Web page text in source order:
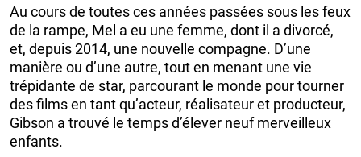
Au cours de toutes ces années passées sous les feux
de la rampe, Mel a eu une femme, dont il a divorcé,
et, depuis 2014, une nouvelle compagne. D’une
manière ou d’une autre, tout en menant une vie
trépidante de star, parcourant le monde pour tourner
des films en tant qu’acteur, réalisateur et producteur,
Gibson a trouvé le temps d’élever neuf merveilleux
enfants.